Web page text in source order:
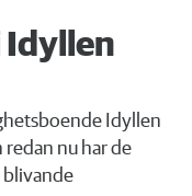
Idyllen
Idyllen
redan nu har de
blivande